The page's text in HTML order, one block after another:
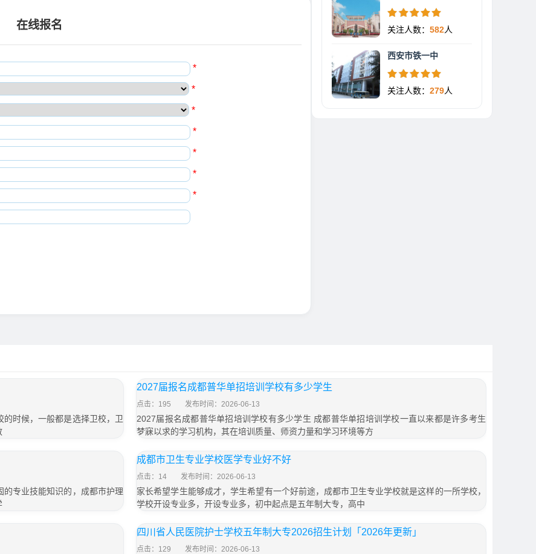
在线报名
*
*
*
*
*
*
*
关注人数： 582人
西安市铁一中
关注人数： 279人
时候，一般都是选择卫校，卫
2027届报名成都普华单招培训学校有多少学生
点击：195 发布时间：2026-06-13
2027届报名成都普华单招培训学校有多少学生 成都普华单招培训学校一直以来都是许多考生
梦寐以求的学习机构，其在培训质量、师资力量和学习环境等方
专业技能知识的，成都市护理
成都市卫生专业学校医学专业好不好
点击：14 发布时间：2026-06-13
家长希望学生能够成才，学生希望有一个好前途，成都市卫生专业学校就是这样的一所学校，
学校开设专业多，开设专业多，初中起点是五年制大专，高中
四川省人民医院护士学校五年制大专2026招生计划「2026年更新」
点击：129 发布时间：2026-06-13